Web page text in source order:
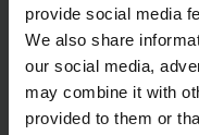
provide social media
We also share
our social media,
may combine it with
provided to them or
Vložený obsah
Bohužel tento